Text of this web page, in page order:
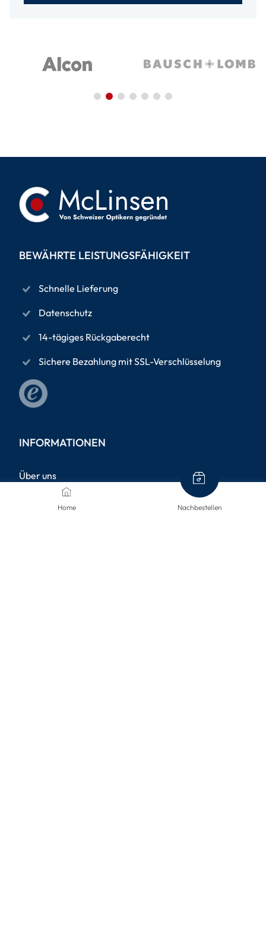
Home Nachbestellen
BEWÄHRTE LEISTUNGSFÄHIGKEIT
Schnelle Lieferung
Datenschutz
14-tägiges Rückgaberecht
Sichere Bezahlung mit SSL-Verschlüsselung
INFORMATIONEN
Über uns
Allgemeine Geschäftsbedingungen